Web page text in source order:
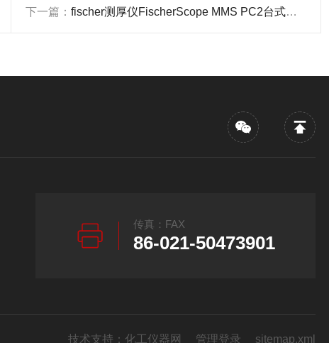
下一篇：fischer测厚仪FischerScope MMS PC2台式结构
传真：FAX
86-021-50473901
技术支持： 化工仪器网 管理登录 sitemap.xml